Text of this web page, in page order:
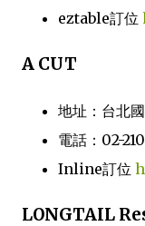
eztable訂位
A CUT
地址：台北
電話：02-
Inline訂位
LONGTAIL